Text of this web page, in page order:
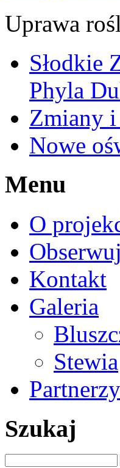
Uprawa
Słodkie
Phyla
Zmiany
Nowe
Menu
O
Kontakt
Galeria
Stewia
Partnerzy
Szukaj